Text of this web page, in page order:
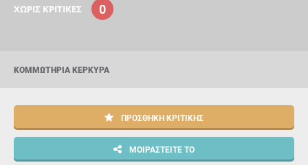
ΧΩΡΊΣ ΚΡΙΤΙΚΈΣ 0
ΚΟΜΜΩΤΉΡΙΑ ΚΈΡΚΥΡΑ
ΠΡΟΣΘΉΚΗ ΚΡΙΤΙΚΉΣ
ΜΟΙΡΑΣΤΕΊΤΕ ΤΟ